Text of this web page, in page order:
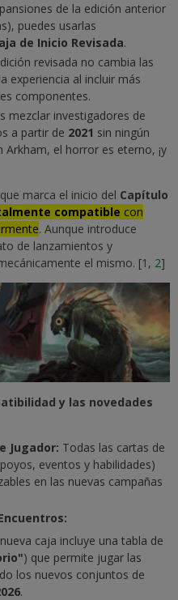
de la edición anterior
puedes usarlas
de Inicio Revisada.
revisada no cambia las
experiencia al incluir más
componentes.
mezclar investigadores de
a partir de 2021 sin ningún
el horror es eterno, ¡y
marca el inicio del Capítulo
compatible con
. Aunque introduce
de lanzamientos y
el mismo. [1 , 2]
y las novedades
Jugador: Todas las cartas de
eventos y habilidades)
en las nuevas campañas
caja incluye una tabla de
) que permite jugar las
los nuevos conjuntos de
.